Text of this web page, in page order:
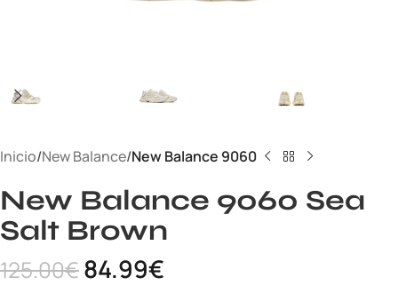
Inicio New Balance New Balance 9060
New Balance 9060 Sea
Salt Brown
125.00€84.99€